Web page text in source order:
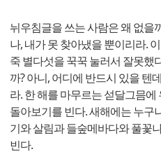
뉘우침글을 쓰는 사람은 왜 없을
나, 내가 못 찾아냈을 뿐이리라.
죽 별다섯을 꾹꾹 눌러서 잘못했
까? 아니, 어디에 반드시 있을 텐
라. 한 해를 마무르는 섣달그믐
돌아보기를 빈다. 새해에는 누구
기와 살림과 들숲메바다와 풀꽃
빈다.